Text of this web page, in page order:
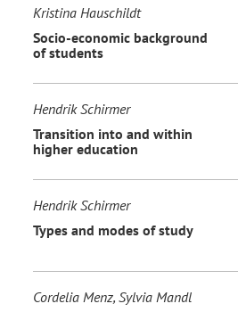
Kristina Hauschildt
Socio-economic background
of students
Hendrik Schirmer
Transition into and within
higher education
Hendrik Schirmer
Types and modes of study
Cordelia Menz, Sylvia Mandl